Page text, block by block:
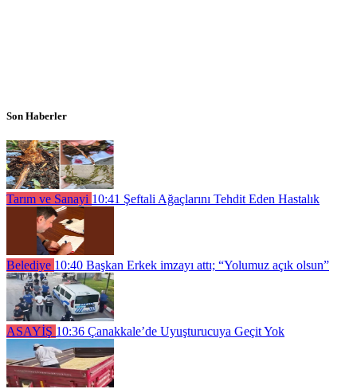
Son Haberler
Tarım ve Sanayi 10:41 Şeftali Ağaçlarını Tehdit Eden Hastalık
Belediye 10:40 Başkan Erkek imzayı attı; “Yolumuz açık olsun”
ASAYİŞ 10:36 Çanakkale’de Uyuşturucuya Geçit Yok